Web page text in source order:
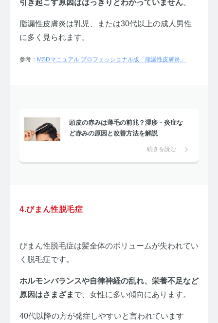
引き起こす原因ははっきりとわかっていません。
脂漏性皮膚炎は乳児、または30代以上の成人男性
に多く見られます。
参考： MSDマニュアル プロフェッショナル版「脂漏性皮膚炎」
頭皮の赤みは薄毛の前兆？湿疹・炎症な
ど赤みの原因と改善方法を解説
続きを読む
4.びまん性脱毛症
びまん性脱毛症は髪全体のボリュームが失われてい
く脱毛症です。
ホルモンバランスや自律神経の乱れ、栄養不足など
原因はさまざま で、女性に多い傾向にあります。
40代以降の方が発症しやすいと言われています